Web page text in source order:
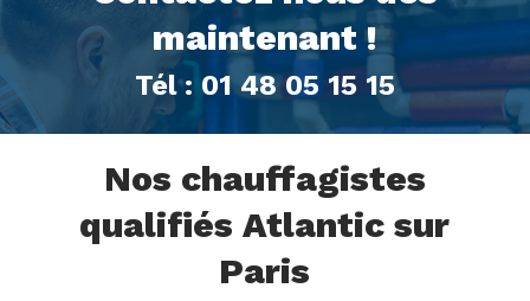
maintenant !
Tél : 01 48 05 15 15
Nos chauffagistes
qualifiés Atlantic sur
Paris